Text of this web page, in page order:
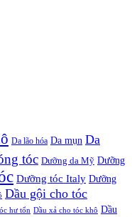
Da lão hóa Da mụn Da
tóc Dưỡng da Mỹ Dưỡng
Dưỡng tóc Italy Dưỡng
Dầu gội cho tóc
hư tổn Dầu xả cho tóc khô Dầu